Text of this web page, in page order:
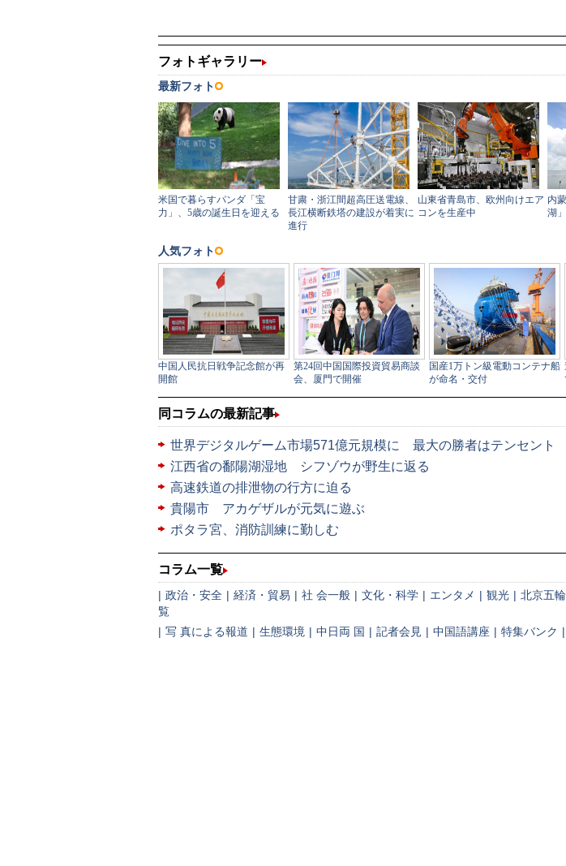
同コラムの最新記事
世界デジタルゲーム市場571億元規模に 最大の勝者はテンセント
江西省の鄱陽湖湿地 シフゾウが野生に返る
高速鉄道の排泄物の行方に迫る
貴陽市 アカゲザルが元気に遊ぶ
ポタラ宮、消防訓練に勤しむ
コラム一覧
| 政治・安全 | 経済・貿易 | 社 会一般 | 文化・科学 | エンタメ | 観光 | 北京五輪
覧
| 写 真による報道 | 生態環境 | 中日両 国 | 記者会見 | 中国語講座 | 特集バンク |